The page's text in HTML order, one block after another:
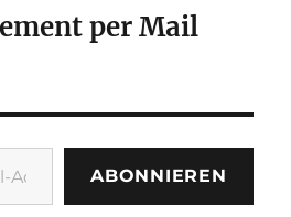
per Mail
ABONNIEREN